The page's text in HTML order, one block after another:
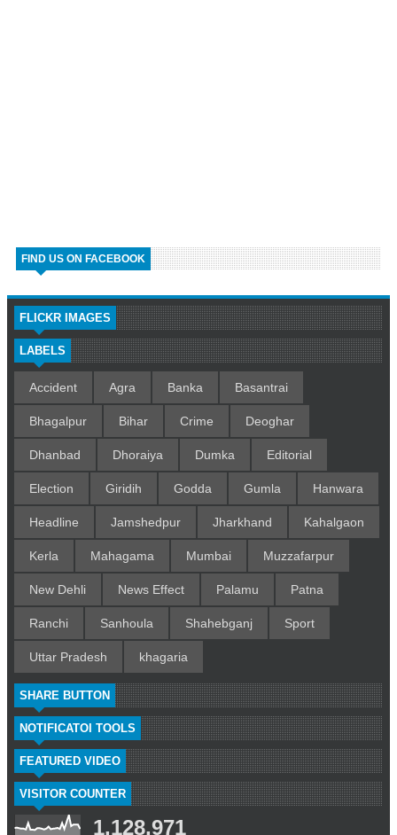
FIND US ON FACEBOOK
FLICKR IMAGES
LABELS
Accident Agra Banka Basantrai
Bhagalpur Bihar Crime Deoghar
Dhanbad Dhoraiya Dumka Editorial
Election Giridih Godda Gumla Hanwara
Headline Jamshedpur Jharkhand Kahalgaon
Kerla Mahagama Mumbai Muzzafarpur
New Dehli News Effect Palamu Patna
Ranchi Sanhoula Shahebganj Sport
Uttar Pradesh khagaria
SHARE BUTTON
NOTIFICATOI TOOLS
FEATURED VIDEO
VISITOR COUNTER
1,128,971